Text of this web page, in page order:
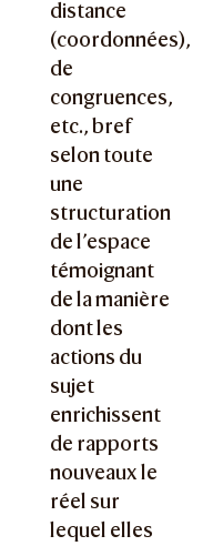
distance
(coordonnées),
de
congruences,
etc., bref
selon toute
une
structuration
de l’espace
témoignant
de la manière
dont les
actions du
sujet
enrichissent
de rapports
nouveaux le
réel sur
lequel elles